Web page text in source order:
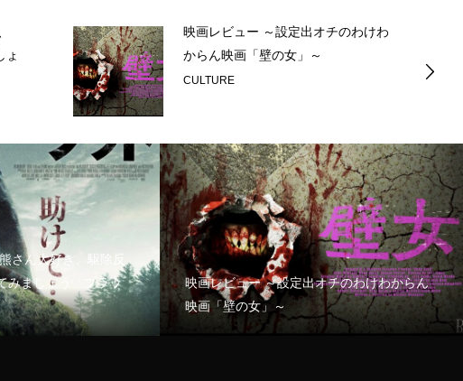
ょ
映画レビュー ～設定出オチのわけわ
からん映画「壁の女」～
CULTURE
さん大好き、駆除反
みましょう「ブラッ
映画レビュー ～設定出オチのわけわからん
映画「壁の女」～